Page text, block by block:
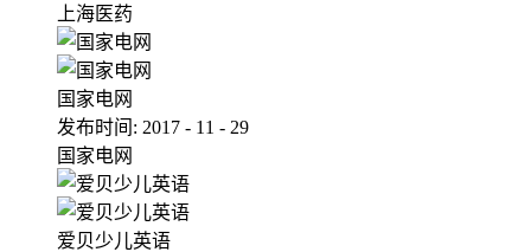
上海医药
国家电网
发布时间: 2017 - 11 - 29
国家电网
爱贝少儿英语